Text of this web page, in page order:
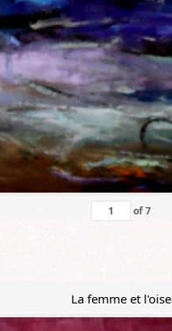
of7
La femme et